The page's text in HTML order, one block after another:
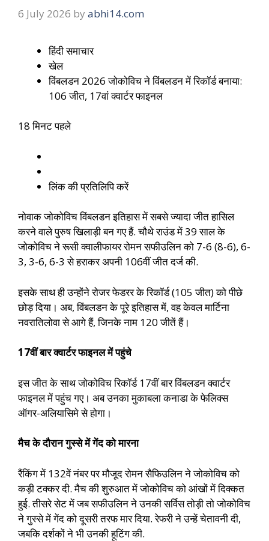
6 July 2026 by abhi14.com
हिंदी समाचार
खेल
विंबलडन 2026 जोकोविच ने विंबलडन में रिकॉर्ड बनाया:
106 जीत, 17वां क्वार्टर फाइनल
18 मिनट पहले
लिंक की प्रतिलिपि करें
नोवाक जोकोविच विंबलडन इतिहास में सबसे ज्यादा जीत हासिल
करने वाले पुरुष खिलाड़ी बन गए हैं. चौथे राउंड में 39 साल के
जोकोविच ने रूसी क्वालीफायर रोमन सफीउलिन को 7-6 (8-6), 6-
3, 3-6, 6-3 से हराकर अपनी 106वीं जीत दर्ज की.
इसके साथ ही उन्होंने रोजर फेडरर के रिकॉर्ड (105 जीत) को पीछे
छोड़ दिया। अब, विंबलडन के पूरे इतिहास में, वह केवल मार्टिना
नवरातिलोवा से आगे हैं, जिनके नाम 120 जीतें हैं।
17वीं बार क्वार्टर फाइनल में पहुंचे
इस जीत के साथ जोकोविच रिकॉर्ड 17वीं बार विंबलडन क्वार्टर
फाइनल में पहुंच गए। अब उनका मुकाबला कनाडा के फेलिक्स
ऑगर-अलियासिमे से होगा।
मैच के दौरान गुस्से में गेंद को मारना
रैंकिंग में 132वें नंबर पर मौजूद रोमन सैफिउलिन ने जोकोविच को
कड़ी टक्कर दी. मैच की शुरुआत में जोकोविच को आंखों में दिक्कत
हुई. तीसरे सेट में जब सफीउलिन ने उनकी सर्विस तोड़ी तो जोकोविच
ने गुस्से में गेंद को दूसरी तरफ मार दिया. रेफरी ने उन्हें चेतावनी दी,
जबकि दर्शकों ने भी उनकी हूटिंग की.